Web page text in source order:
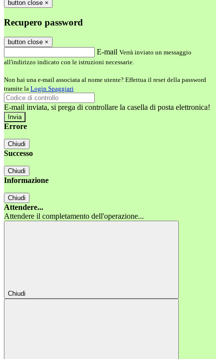
button close ×
Recupero password
button close ×
E-mail Verrà inviato un messaggio
all'indirizzo indicato con le istruzioni necessarie.
Non hai una e-mail associata al nome utente? Effettua il reset della password
tramite la Login Spaggiari
E-mail inviata, si prega di controllare la casella di posta elettronica!
Errore
Chiudi
Successo
Chiudi
Informazione
Chiudi
Attendere...
Attendere il completamento dell'operazione...
Chiudi